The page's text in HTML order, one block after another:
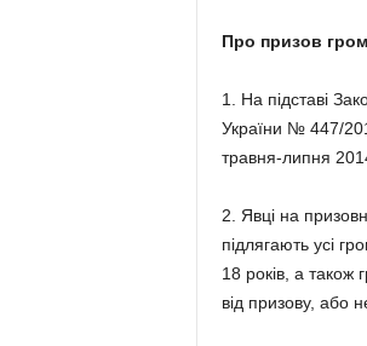
Про призов
1. На підставі
України № 447/
травня-липня
2. Явці на
підлягають усі
18 років, а також
від призову, або